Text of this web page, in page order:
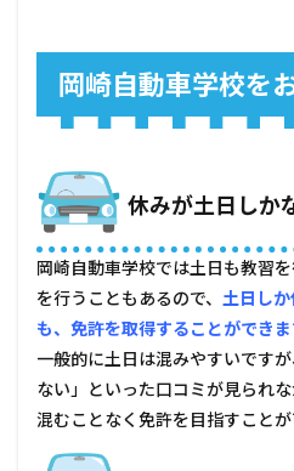
岡崎自動車学校を
休みが土日しか
岡崎自動車学校では土日も教習
を行うこともあるので、 土日し
も、免許を取得することができま
一般的に土日は混みやすいです
ない」といった口コミが見られ
混むことなく免許を目指すことが